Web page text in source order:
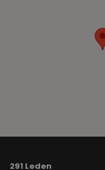
291 Leden